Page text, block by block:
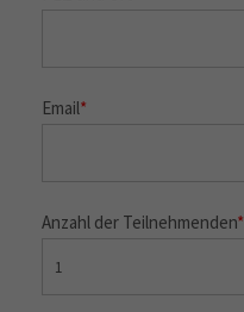
Email*
Anzahl der Teilnehmenden*